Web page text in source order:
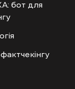
бот для